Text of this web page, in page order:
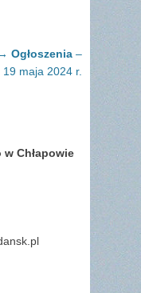
Next
post:
Ogłoszenia –
19 maja 2024 r.
w Chłapowie